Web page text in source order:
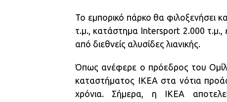
Το εμπορικό πάρκο θα φιλοξενήσει
τ.μ., κατάστημα Intersport 2.000
από διεθνείς αλυσίδες λιανικής.
Όπως ανέφερε ο πρόεδρος του
καταστήματος ΙΚΕΑ στα νότια
χρόνια. Σήμερα, η ΙΚΕΑ